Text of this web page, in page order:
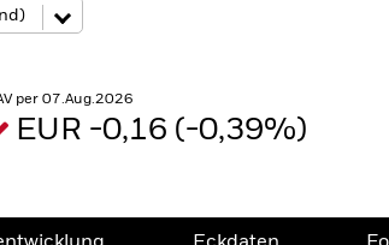
per 07.Aug.2026
EUR -0,16 (-0,39%)